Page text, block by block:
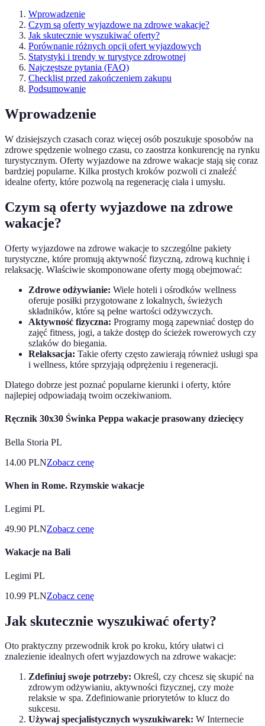
Wprowadzenie
Czym są oferty wyjazdowe na zdrowe wakacje?
Jak skutecznie wyszukiwać oferty?
Porównanie różnych opcji ofert wyjazdowych
Statystyki i trendy w turystyce zdrowotnej
Najczęstsze pytania (FAQ)
Checklist przed zakończeniem zakupu
Podsumowanie
Wprowadzenie
W dzisiejszych czasach coraz więcej osób poszukuje sposobów na
zdrowe spędzenie wolnego czasu, co zaostrza konkurencję na rynku
turystycznym. Oferty wyjazdowe na zdrowe wakacje stają się coraz
bardziej popularne. Kilka prostych kroków pozwoli ci znaleźć
idealne oferty, które pozwolą na regenerację ciała i umysłu.
Czym są oferty wyjazdowe na zdrowe
wakacje?
Oferty wyjazdowe na zdrowe wakacje to szczególne pakiety
turystyczne, które promują aktywność fizyczną, zdrową kuchnię i
relaksację. Właściwie skomponowane oferty mogą obejmować:
Zdrowe odżywianie: Wiele hoteli i ośrodków wellness
oferuje posiłki przygotowane z lokalnych, świeżych
składników, które są pełne wartości odżywczych.
Aktywność fizyczna: Programy mogą zapewniać dostęp do
zajęć fitness, jogi, a także dostęp do ścieżek rowerowych czy
szlaków do biegania.
Relaksacja: Takie oferty często zawierają również usługi spa
i wellness, które sprzyjają odprężeniu i regeneracji.
Dlatego dobrze jest poznać popularne kierunki i oferty, które
najlepiej odpowiadają twoim oczekiwaniom.
Ręcznik 30x30 Świnka Peppa wakacje prasowany dziecięcy
Bella Storia PL
14.00 PLNZobacz cenę
When in Rome. Rzymskie wakacje
Legimi PL
49.90 PLNZobacz cenę
Wakacje na Bali
Legimi PL
10.99 PLNZobacz cenę
Jak skutecznie wyszukiwać oferty?
Oto praktyczny przewodnik krok po kroku, który ułatwi ci
znalezienie idealnych ofert wyjazdowych na zdrowe wakacje:
Zdefiniuj swoje potrzeby: Określ, czy chcesz się skupić na
zdrowym odżywianiu, aktywności fizycznej, czy może
relaksie w spa. Zdefiniowanie priorytetów to klucz do
sukcesu.
Używaj specjalistycznych wyszukiwarek: W Internecie